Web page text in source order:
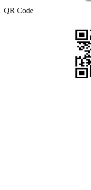
QR Code